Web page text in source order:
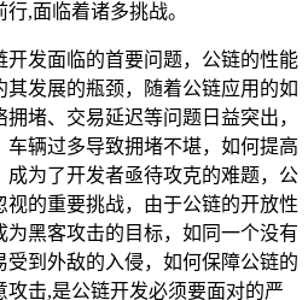
,面临着诸多挑战。
开发面临的首要问题，公链的性能
发展的瓶颈，随着公链应用的如
堵、交易延迟等问题日益突出，
辆过多导致拥堵不堪，如何提高
成为了开发者亟待攻克的难题，公
的重要挑战，由于公链的开放性
黑客攻击的目标，如同一个没有
到外敌的入侵，如何保障公链的
击,是公链开发必须要面对的严